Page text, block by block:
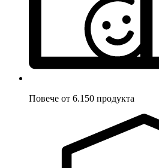
Повече от 6.150 продукта